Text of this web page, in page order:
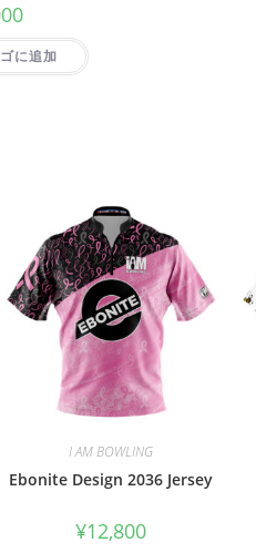
に追加
I AM BOWLING
Ebonite Design 2036 Jersey
¥12,800